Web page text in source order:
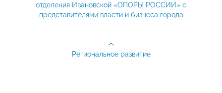
отделения Ивановской «ОПОРЫ РОССИИ» с
представителями власти и бизнеса города
Региональное развитие